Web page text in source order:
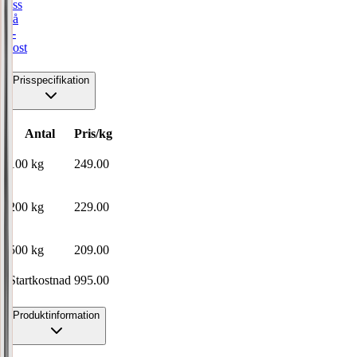
oss
på
e-
post
Prisspecifikation
Antal Pris/kg
100 kg 249.00
200 kg 229.00
500 kg 209.00
Startkostnad 995.00
Produktinformation